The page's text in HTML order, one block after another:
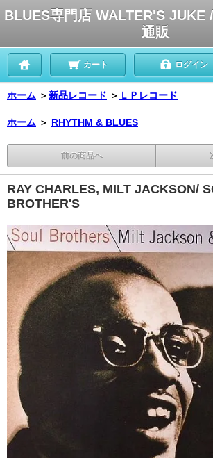
BLUES専門店 WALTER'S JUKE
通販
カート ログイン
ホーム ＞ 新品レコード ＞ ＬＰレコード
ホーム ＞ RHYTHM & BLUES
前の商品へ
RAY CHARLES, MILT JACKSON/
BROTHER'S